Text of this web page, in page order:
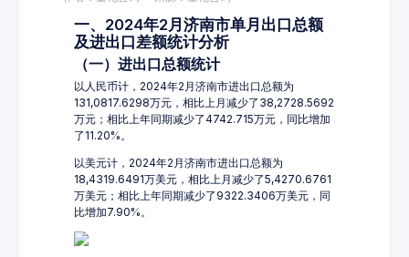
一、2024年2月济南市单月出口总额
及进出口差额统计分析
（一）进出口总额统计
以人民币计，2024年2月济南市进出口总额为
131,0817.6298万元，相比上月减少了38,2728.5692
万元；相比上年同期减少了4742.715万元，同比增加
了11.20%。
以美元计，2024年2月济南市进出口总额为
18,4319.6491万美元，相比上月减少了5,4270.6761
万美元；相比上年同期减少了9322.3406万美元，同
比增加7.90%。